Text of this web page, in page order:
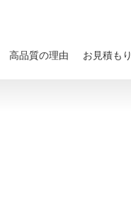
高品質の理由 お見積もり